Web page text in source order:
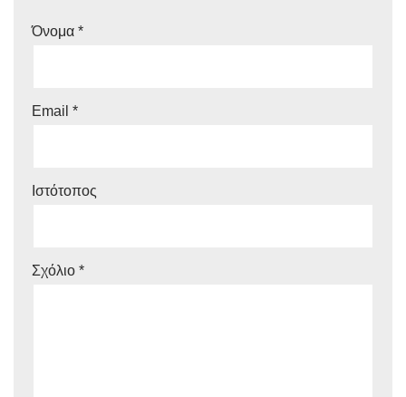
Όνομα *
Email *
Ιστότοπος
Σχόλιο *